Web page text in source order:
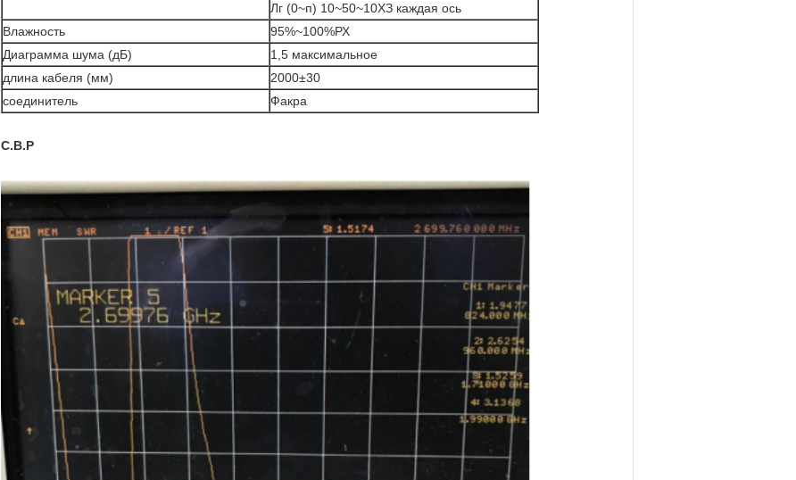
Лг (0~п) 10~50~10ХЗ каждая ось
Влажность
95%~100%РХ
Диаграмма шума (дБ)
1,5 максимальное
длина кабеля (мм)
2000±30
соединитель
Факра
С.В.Р